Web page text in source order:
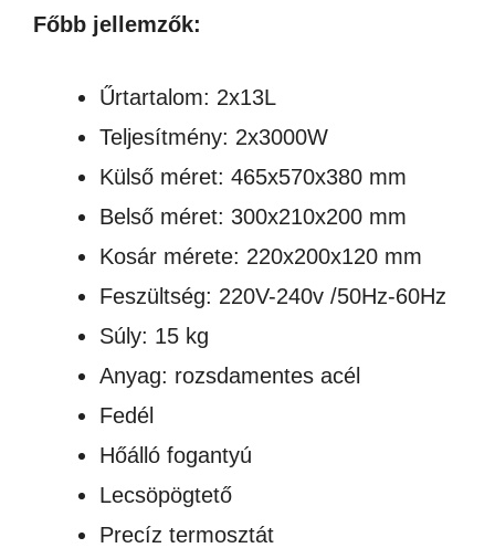
Főbb jellemzők:
Űrtartalom: 2x13L
Teljesítmény: 2x3000W
Külső méret: 465x570x380 mm
Belső méret: 300x210x200 mm
Kosár mérete: 220x200x120 mm
Feszültség: 220V-240v /50Hz-60Hz
Súly: 15 kg
Anyag: rozsdamentes acél
Fedél
Hőálló fogantyú
Lecsöpögtető
Precíz termosztát